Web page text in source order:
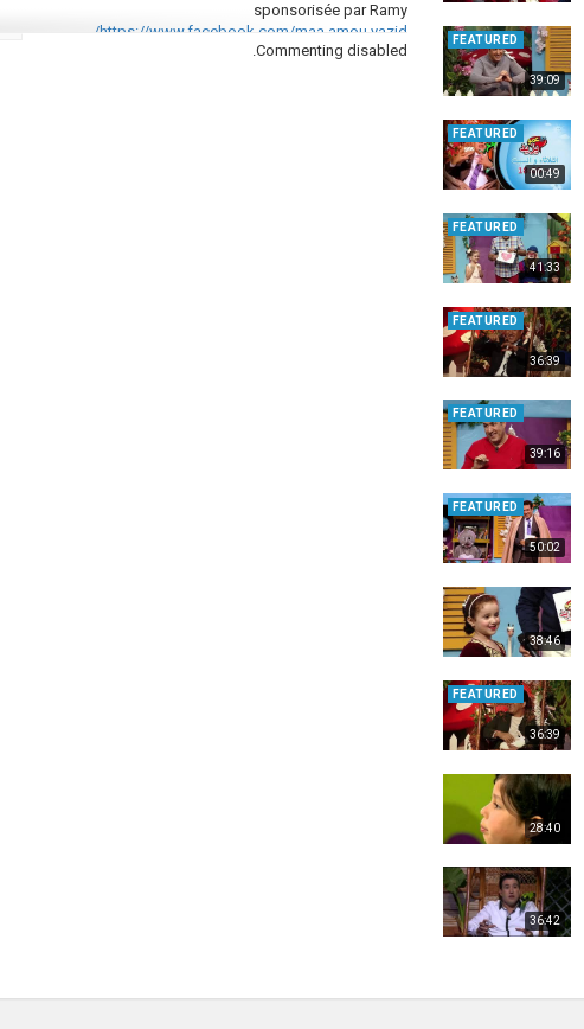
sponsorisée par Ramy
https://www.facebook.com/maa.amou.yazid/
https://www.youtube.com/channel/UChjS...
Commenting disabled.
39:09
FEATURED
00:49
FEATURED
41:33
FEATURED
36:39
FEATURED
39:16
FEATURED
50:02
FEATURED
38:46
36:39
FEATURED
28:40
36:42